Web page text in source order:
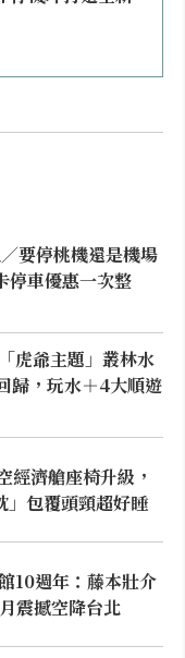
要停桃機還是機場
停車優惠一次整
虎爺主題」叢林水
歸，玩水＋4大順遊
經濟艙座椅升級，
包覆頭頸超好睡
10週年：藤本壯介
震撼空降台北